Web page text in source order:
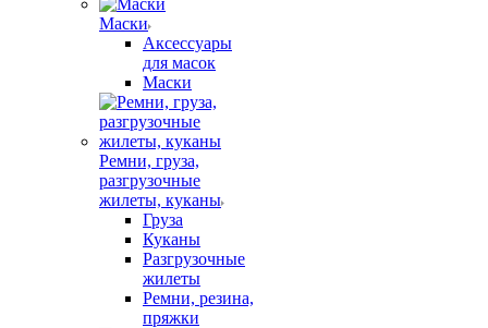
Маски
Аксессуары
для масок
Маски
Ремни, груза,
разгрузочные
жилеты, куканы
Груза
Куканы
Разгрузочные
жилеты
Ремни, резина,
пряжки